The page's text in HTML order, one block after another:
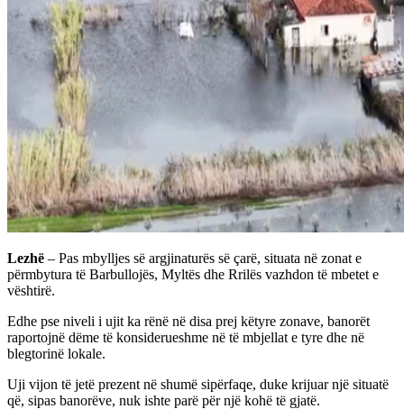
Lezhë – Pas mbylljes së argjinaturës së çarë, situata në zonat e
përmbytura të Barbullojës, Myltës dhe Rrilës vazhdon të mbetet e
vështirë.
Edhe pse niveli i ujit ka rënë në disa prej këtyre zonave, banorët
raportojnë dëme të konsiderueshme në të mbjellat e tyre dhe në
blegtorinë lokale.
Uji vijon të jetë prezent në shumë sipërfaqe, duke krijuar një situatë
që, sipas banorëve, nuk ishte parë për një kohë të gjatë.